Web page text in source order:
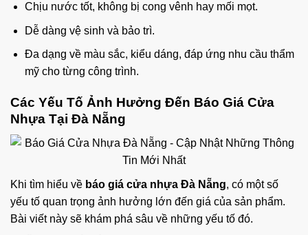
Chịu nước tốt, không bị cong vênh hay mối mọt.
Dễ dàng vệ sinh và bảo trì.
Đa dạng về màu sắc, kiểu dáng, đáp ứng nhu cầu thẩm
mỹ cho từng công trình.
Các Yếu Tố Ảnh Hưởng Đến Báo Giá Cửa
Nhựa Tại Đà Nẵng
Khi tìm hiểu về báo giá cửa nhựa Đà Nẵng, có một số
yếu tố quan trọng ảnh hưởng lớn đến giá của sản phẩm.
Bài viết này sẽ khám phá sâu về những yếu tố đó.